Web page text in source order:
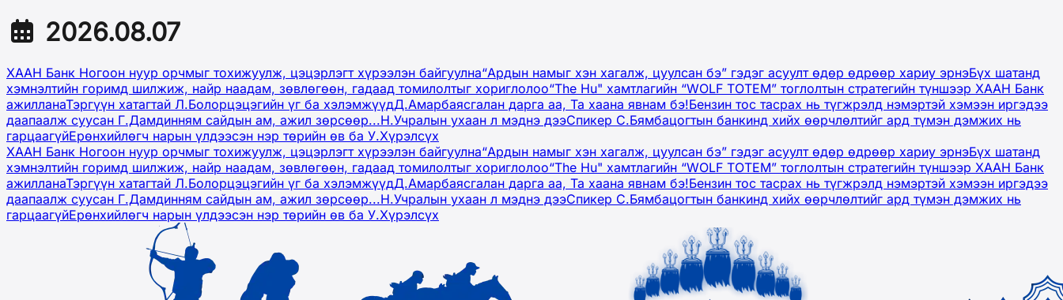
2026.08.07
ХААН Банк Ногоон нуур орчмыг тохижуулж, цэцэрлэгт хүрээлэн байгуулна“Ардын намыг хэн хагалж, цуулсан бэ” гэдэг асуулт өдөр өдрөөр хариу эрнэБүх шатанд
хэмнэлтийн горимд шилжиж, найр наадам, зөвлөгөөн, гадаад томилолтыг хориглолоо“The Hu" хамтлагийн “WOLF TOTEM” тоглолтын стратегийн түншээр ХААН Банк
ажилланаТэргүүн хатагтай Л.Болорцэцэгийн үг ба хэлэмжүүдД.Амарбаясгалан дарга аа, Та хаана явнам бэ!Бензин тос тасрах нь түгжрэлд нэмэртэй хэмээн иргэдээ
даапаалж суусан Г.Дамдинням сайдын ам, ажил зөрсөөр...Н.Учралын ухаан л мэднэ дээСпикер С.Бямбацогтын банкинд хийх өөрчлөлтийг ард түмэн дэмжих нь
гарцаагүйЕрөнхийлөгч нарын үлдээсэн нэр төрийн өв ба У.Хүрэлсүх
ХААН Банк Ногоон нуур орчмыг тохижуулж, цэцэрлэгт хүрээлэн байгуулна“Ардын намыг хэн хагалж, цуулсан бэ” гэдэг асуулт өдөр өдрөөр хариу эрнэБүх шатанд
хэмнэлтийн горимд шилжиж, найр наадам, зөвлөгөөн, гадаад томилолтыг хориглолоо“The Hu" хамтлагийн “WOLF TOTEM” тоглолтын стратегийн түншээр ХААН Банк
ажилланаТэргүүн хатагтай Л.Болорцэцэгийн үг ба хэлэмжүүдД.Амарбаясгалан дарга аа, Та хаана явнам бэ!Бензин тос тасрах нь түгжрэлд нэмэртэй хэмээн иргэдээ
даапаалж суусан Г.Дамдинням сайдын ам, ажил зөрсөөр...Н.Учралын ухаан л мэднэ дээСпикер С.Бямбацогтын банкинд хийх өөрчлөлтийг ард түмэн дэмжих нь
гарцаагүйЕрөнхийлөгч нарын үлдээсэн нэр төрийн өв ба У.Хүрэлсүх